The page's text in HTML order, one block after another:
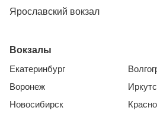
Ярославский вокзал
Вокзалы
Екатеринбург
Воронеж
Новосибирск